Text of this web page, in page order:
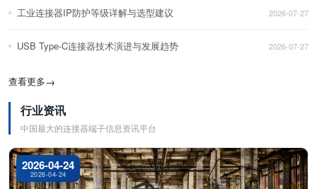
工业连接器IP防护等级详解与选型建议 2026-07-27
USB Type-C连接器技术演进与发展趋势 2026-07-27
查看更多→
行业资讯
中国最大的连接器端子信息资讯平台
2026-04-24
2026-04-24